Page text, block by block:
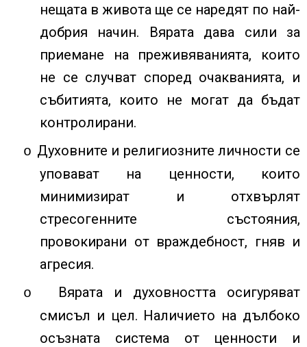
нещата в живота ще се наредят по най-
добрия начин. Вярата дава сили за
приемане на преживяванията, които
не се случват според очакванията, и
събитията, които не могат да бъдат
контролирани.
o Духовните и религиозните личности се
уповават на ценности, които
минимизират и отхвърлят
стресогенните състояния,
провокирани от враждебност, гняв и
агресия.
o
Вярата и духовността осигуряват
смисъл и цел. Наличието на дълбоко
осъзната система от ценности и